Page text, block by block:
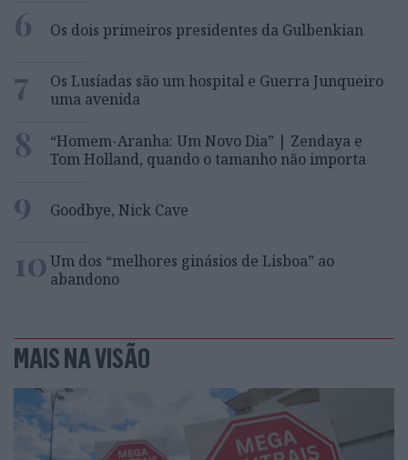
6 Os dois primeiros presidentes da Gulbenkian
7
Os Lusíadas são um hospital e Guerra Junqueiro
uma avenida
8
“Homem-Aranha: Um Novo Dia” | Zendaya e
Tom Holland, quando o tamanho não importa
9 Goodbye, Nick Cave
10Um dos “melhores ginásios de Lisboa” ao
abandono
MAIS NA VISÃO